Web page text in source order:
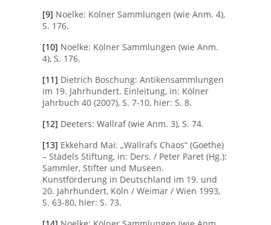
[9] Noelke: Kölner Sammlungen (wie Anm. 4),
S. 176.
[10] Noelke: Kölner Sammlungen (wie Anm.
4), S. 176.
[11] Dietrich Boschung: Antikensammlungen
im 19. Jahrhundert. Einleitung, in: Kölner
Jahrbuch 40 (2007), S. 7-10, hier: S. 8.
[12] Deeters: Wallraf (wie Anm. 3), S. 74.
[13] Ekkehard Mai: „Wallrafs Chaos“ (Goethe)
– Städels Stiftung, in: Ders. / Peter Paret (Hg.):
Sammler, Stifter und Museen.
Kunstförderung in Deutschland im 19. und
20. Jahrhundert, Köln / Weimar / Wien 1993,
S. 63-80, hier: S. 73.